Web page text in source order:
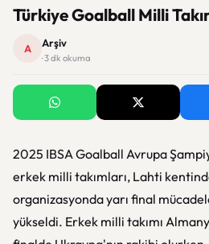
Türkiye Goalball Milli
A Arşiv
· 3 dk okuma
2025 IBSA Goalball Avrupa
erkek milli takımları, Lahti
organizasyonda yarı final
yükseldi. Erkek milli takımı